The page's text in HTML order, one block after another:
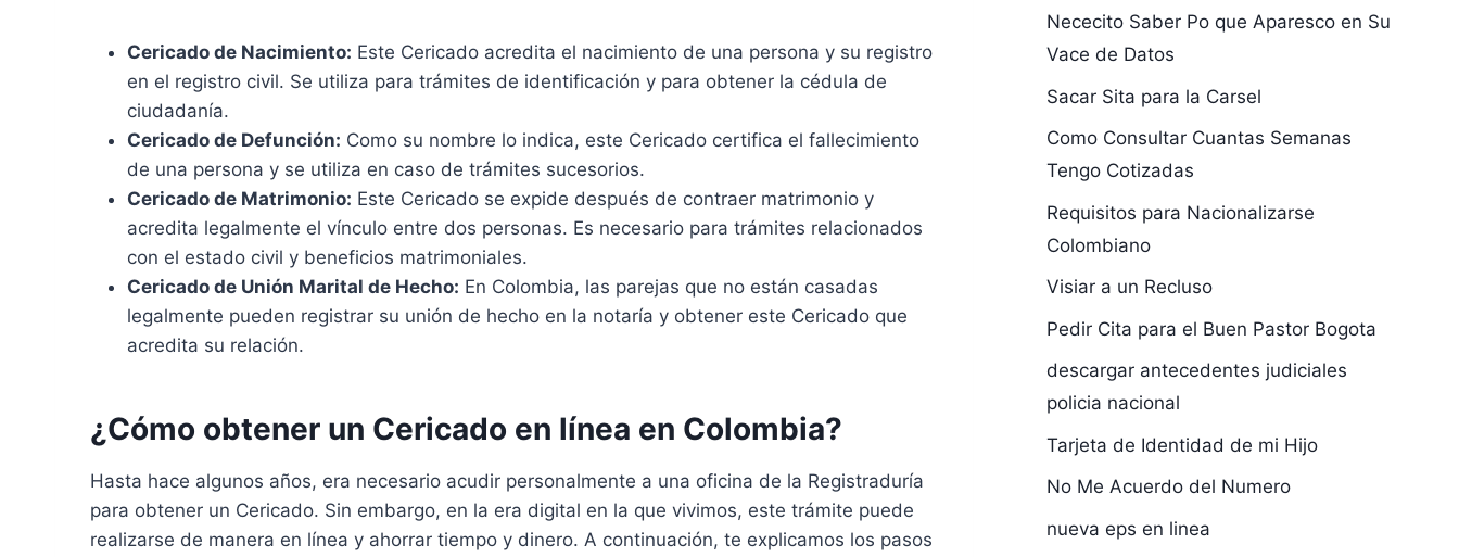
Cericado de Nacimiento: Este Cericado acredita el nacimiento de una persona y su registro
en el registro civil. Se utiliza para trámites de identificación y para obtener la cédula de
ciudadanía.
Cericado de Defunción: Como su nombre lo indica, este Cericado certifica el fallecimiento
de una persona y se utiliza en caso de trámites sucesorios.
Cericado de Matrimonio: Este Cericado se expide después de contraer matrimonio y
acredita legalmente el vínculo entre dos personas. Es necesario para trámites relacionados
con el estado civil y beneficios matrimoniales.
Cericado de Unión Marital de Hecho: En Colombia, las parejas que no están casadas
legalmente pueden registrar su unión de hecho en la notaría y obtener este Cericado que
acredita su relación.
¿Cómo obtener un Cericado en línea en Colombia?
Hasta hace algunos años, era necesario acudir personalmente a una oficina de la Registraduría
para obtener un Cericado. Sin embargo, en la era digital en la que vivimos, este trámite puede
realizarse de manera en línea y ahorrar tiempo y dinero. A continuación, te explicamos los pasos
Nececito Saber Po que Aparesco en Su
Vace de Datos
Sacar Sita para la Carsel
Como Consultar Cuantas Semanas
Tengo Cotizadas
Requisitos para Nacionalizarse
Colombiano
Visiar a un Recluso
Pedir Cita para el Buen Pastor Bogota
descargar antecedentes judiciales
policia nacional
Tarjeta de Identidad de mi Hijo
No Me Acuerdo del Numero
nueva eps en linea